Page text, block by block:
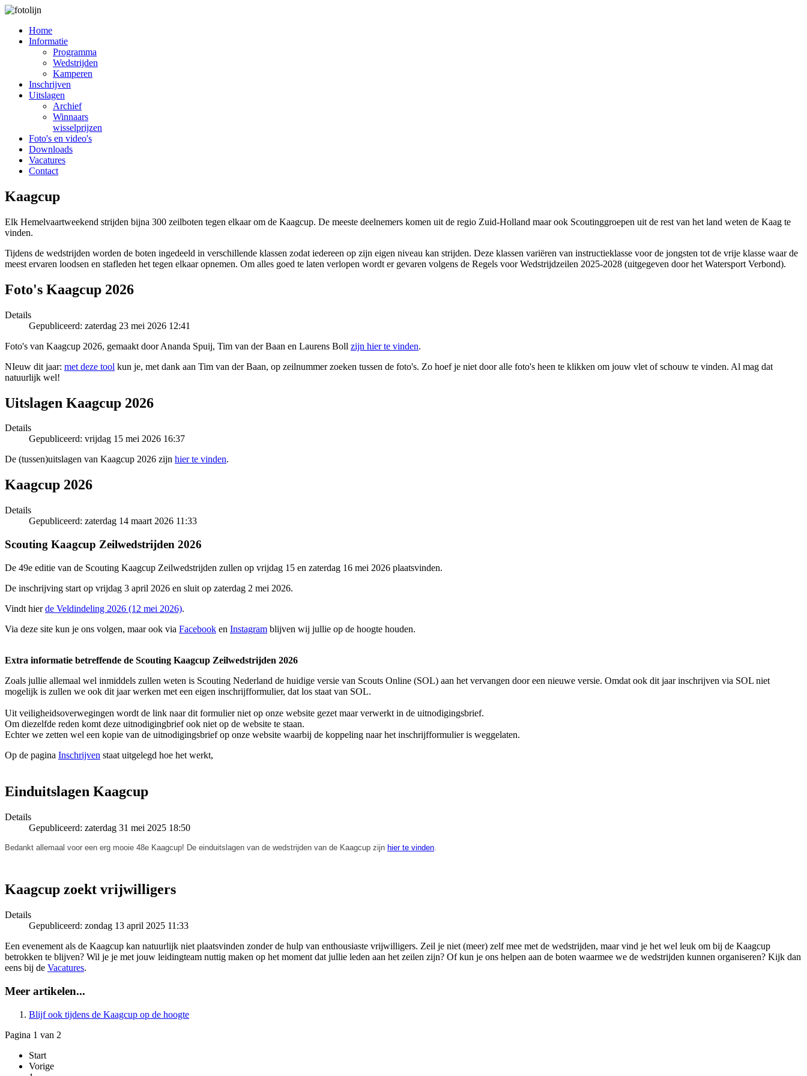
Home
Informatie
Programma
Wedstrijden
Kamperen
Inschrijven
Uitslagen
Archief
Winnaars
wisselprijzen
Foto's en video's
Downloads
Vacatures
Contact
Kaagcup
Elk Hemelvaartweekend strijden bijna 300 zeilboten tegen elkaar om de Kaagcup. De meeste deelnemers komen uit de regio Zuid-Holland maar ook Scoutinggroepen uit de rest van het land weten de Kaag te
vinden.
Tijdens de wedstrijden worden de boten ingedeeld in verschillende klassen zodat iedereen op zijn eigen niveau kan strijden. Deze klassen variëren van instructieklasse voor de jongsten tot de vrije klasse waar de
meest ervaren loodsen en stafleden het tegen elkaar opnemen. Om alles goed te laten verlopen wordt er gevaren volgens de Regels voor Wedstrijdzeilen 2025-2028 (uitgegeven door het Watersport Verbond).
Foto's Kaagcup 2026
Details
Gepubliceerd: zaterdag 23 mei 2026 12:41
Foto's van Kaagcup 2026, gemaakt door Ananda Spuij, Tim van der Baan en Laurens Boll zijn hier te vinden.
NIeuw dit jaar: met deze tool kun je, met dank aan Tim van der Baan, op zeilnummer zoeken tussen de foto's. Zo hoef je niet door alle foto's heen te klikken om jouw vlet of schouw te vinden. Al mag dat
natuurlijk wel!
Uitslagen Kaagcup 2026
Details
Gepubliceerd: vrijdag 15 mei 2026 16:37
De (tussen)uitslagen van Kaagcup 2026 zijn hier te vinden.
Kaagcup 2026
Details
Gepubliceerd: zaterdag 14 maart 2026 11:33
Scouting Kaagcup Zeilwedstrijden 2026
De 49e editie van de Scouting Kaagcup Zeilwedstrijden zullen op vrijdag 15 en zaterdag 16 mei 2026 plaatsvinden.
De inschrijving start op vrijdag 3 april 2026 en sluit op zaterdag 2 mei 2026.
Vindt hierde Veldindeling 2026 (12 mei 2026).
Via deze site kun je ons volgen, maar ook via Facebook en Instagram blijven wij jullie op de hoogte houden.
Extra informatie betreffende de Scouting Kaagcup Zeilwedstrijden 2026
Zoals jullie allemaal wel inmiddels zullen weten is Scouting Nederland de huidige versie van Scouts Online (SOL) aan het vervangen door een nieuwe versie. Omdat ook dit jaar inschrijven via SOL niet
mogelijk is zullen we ook dit jaar werken met een eigen inschrijfformulier, dat los staat van SOL.
Uit veiligheidsoverwegingen wordt de link naar dit formulier niet op onze website gezet maar verwerkt in de uitnodigingsbrief.
Om diezelfde reden komt deze uitnodigingbrief ook niet op de website te staan.
Echter we zetten wel een kopie van de uitnodigingsbrief op onze website waarbij de koppeling naar het inschrijfformulier is weggelaten.
Op de pagina Inschrijven staat uitgelegd hoe het werkt,
Einduitslagen Kaagcup
Details
Gepubliceerd: zaterdag 31 mei 2025 18:50
Bedankt allemaal voor een erg mooie 48e Kaagcup! De einduitslagen van de wedstrijden van de Kaagcup zijn hier te vinden
Kaagcup zoekt vrijwilligers
Details
Gepubliceerd: zondag 13 april 2025 11:33
Een evenement als de Kaagcup kan natuurlijk niet plaatsvinden zonder de hulp van enthousiaste vrijwilligers. Zeil je niet (meer) zelf mee met de wedstrijden, maar vind je het wel leuk om bij de Kaagcup
betrokken te blijven? Wil je je met jouw leidingteam nuttig maken op het moment dat jullie leden aan het zeilen zijn? Of kun je ons helpen aan de boten waarmee we de wedstrijden kunnen organiseren? Kijk dan
eens bij de Vacatures.
Meer artikelen...
Blijf ook tijdens de Kaagcup op de hoogte
Pagina 1 van 2
Start
Vorige